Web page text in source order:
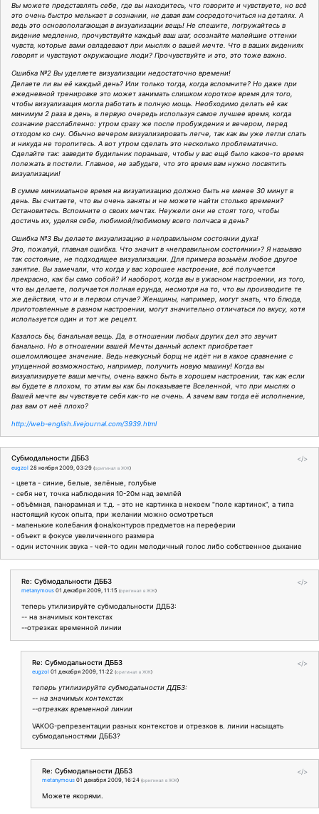
Вы можете представлять себе, где вы находитесь, что говорите и чувствуете, но всё
это очень быстро мелькает в сознании, не давая вам сосредоточиться на деталях. А
ведь это основополагающая в визуализации вещь! Не спешите, погружайтесь в
видение медленно, прочувствуйте каждый ваш шаг, осознайте малейшие оттенки
чувств, которые вами овладевают при мыслях о вашей мечте. Что в ваших видениях
говорят и чувствуют окружающие люди? Прочувствуйте и это, это тоже важно.
Ошибка №2 Вы уделяете визуализации недостаточно времени!
Делаете ли вы её каждый день? Или только тогда, когда вспомните? Но даже при
ежедневной тренировке это может занимать слишком короткое время для того,
чтобы визуализация могла работать в полную мощь. Необходимо делать её как
минимум 2 раза в день, в первую очередь используя самое лучшее время, когда
сознание расслабленно: утром сразу же после пробуждения и вечером, перед
отходом ко сну. Обычно вечером визуализировать легче, так как вы уже легли спать
и никуда не торопитесь. А вот утром сделать это несколько проблематично.
Сделайте так: заведите будильник пораньше, чтобы у вас ещё было какое-то время
полежать в постели. Главное, не забудьте, что это время вам нужно посвятить
визуализации!
В сумме минимальное время на визуализацию должно быть не менее 30 минут в
день. Вы считаете, что вы очень заняты и не можете найти столько времени?
Остановитесь. Вспомните о своих мечтах. Неужели они не стоят того, чтобы
достичь их, уделяя себе, любимой/любимому всего полчаса в день?
Ошибка №3 Вы делаете визуализацию в неправильном состоянии духа!
Это, пожалуй, главная ошибка. Что значит в «неправильном состоянии»? Я называю
так состояние, не подходящее визуализации. Для примера возьмём любое другое
занятие. Вы замечали, что когда у вас хорошее настроение, всё получается
прекрасно, как бы само собой? И наоборот, когда вы в ужасном настроении, из того,
что вы делаете, получается полная ерунда, несмотря на то, что вы производите те
же действия, что и в первом случае? Женщины, например, могут знать, что блюда,
приготовленные в разном настроении, могут значительно отличаться по вкусу, хотя
используется один и тот же рецепт.
Казалось бы, банальная вещь. Да, в отношении любых других дел это звучит
банально. Но в отношении вашей Мечты данный аспект приобретает
ошеломляющее значение. Ведь невкусный борщ не идёт ни в какое сравнение с
упущенной возможностью, например, получить новую машину! Когда вы
визуализируете ваши мечты, очень важно быть в хорошем настроении, так как если
вы будете в плохом, то этим вы как бы показываете Вселенной, что при мыслях о
Вашей мечте вы чувствуете себя как-то не очень. А зачем вам тогда её исполнение,
раз вам от неё плохо?
http://web-english.livejournal.com/3939.html
</>
Субмодальности ДББЗ
eugzol 28 ноября 2009, 03:29 (оригинал в ЖЖ)
- цвета - синие, белые, зелёные, голубые
- себя нет, точка наблюдения 10-20м над землёй
- объёмная, панорамная и т.д. - это не картинка в некоем "поле картинок", а типа
настоящий кусок опыта, при желании можно осмотреться
- маленькие колебания фона/контуров предметов на переферии
- объект в фокусе увеличенного размера
- один источник звука - чей-то один мелодичный голос либо собственное дыхание
</>
Re: Субмодальности ДББЗ
metanymous 01 декабря 2009, 11:15 (оригинал в ЖЖ)
теперь утилизируйте субмодальности ДДБЗ:
-- на значимых контекстах
--отрезках временной линии
</>
Re: Субмодальности ДББЗ
eugzol 01 декабря 2009, 11:22 (оригинал в ЖЖ)
теперь утилизируйте субмодальности ДДБЗ:
-- на значимых контекстах
--отрезках временной линии
VAKOG-репрезентации разных контекстов и отрезков в. линии насыщать
субмодальностями ДББЗ?
</>
Re: Субмодальности ДББЗ
metanymous 01 декабря 2009, 16:24 (оригинал в ЖЖ)
Можете якорями.